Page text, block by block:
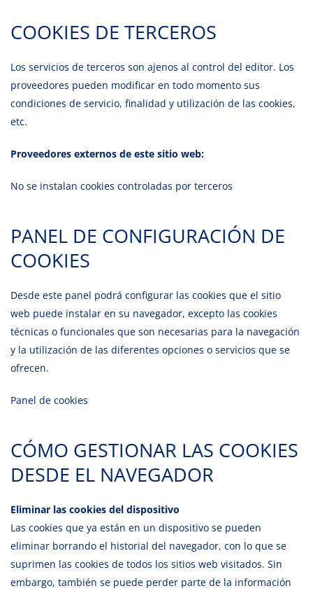
COOKIES DE TERCEROS
Los servicios de terceros son ajenos al control del editor. Los
proveedores pueden modificar en todo momento sus
condiciones de servicio, finalidad y utilización de las cookies,
etc.
Proveedores externos de este sitio web:
No se instalan cookies controladas por terceros
PANEL DE CONFIGURACIÓN DE
COOKIES
Desde este panel podrá configurar las cookies que el sitio
web puede instalar en su navegador, excepto las cookies
técnicas o funcionales que son necesarias para la navegación
y la utilización de las diferentes opciones o servicios que se
ofrecen.
Panel de cookies
CÓMO GESTIONAR LAS COOKIES
DESDE EL NAVEGADOR
Eliminar las cookies del dispositivo
Las cookies que ya están en un dispositivo se pueden
eliminar borrando el historial del navegador, con lo que se
suprimen las cookies de todos los sitios web visitados. Sin
embargo, también se puede perder parte de la información